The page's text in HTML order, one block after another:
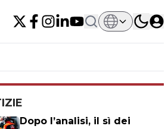
Dopo l’analisi, il sì dei